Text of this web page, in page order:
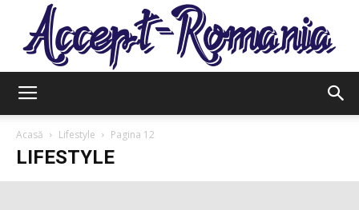
Acasă Lifestyle Pagina 12
LIFESTYLE